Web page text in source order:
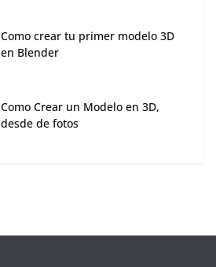
Como crear tu primer modelo 3D
en Blender
Como Crear un Modelo en 3D,
desde de fotos